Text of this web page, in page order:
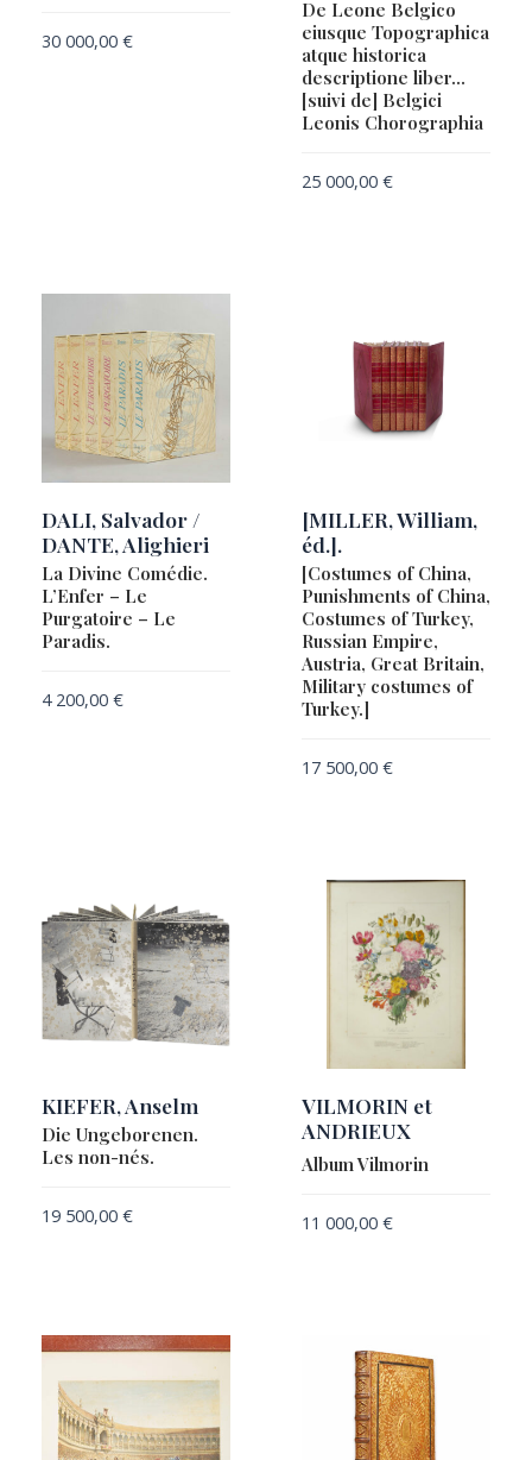
30 000,00 €
De Leone Belgico
eiusque Topographica
atque historica
descriptione liber…
[suivi de] Belgici
Leonis Chorographia
25 000,00 €
DALI, Salvador /
DANTE, Alighieri
La Divine Comédie.
L’Enfer – Le
Purgatoire – Le
Paradis.
4 200,00 €
[MILLER, William,
éd.].
[Costumes of China,
Punishments of China,
Costumes of Turkey,
Russian Empire,
Austria, Great Britain,
Military costumes of
Turkey.]
17 500,00 €
KIEFER, Anselm
Die Ungeborenen.
Les non-nés.
19 500,00 €
VILMORIN et
ANDRIEUX
Album Vilmorin
11 000,00 €